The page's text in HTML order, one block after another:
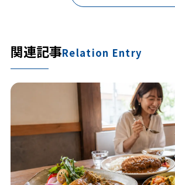
関連記事Relation Entry